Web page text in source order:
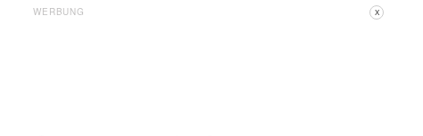
WERBUNG X